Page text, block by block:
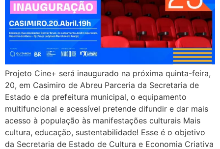
Projeto Cine+ será inaugurado na próxima quinta-feira,
20, em Casimiro de Abreu Parceria da Secretaria de
Estado e da prefeitura municipal, o equipamento
multifuncional e acessível pretende difundir e dar mais
acesso à população às manifestações culturais Mais
cultura, educação, sustentabilidade! Esse é o objetivo
da Secretaria de Estado de Cultura e Economia Criativa